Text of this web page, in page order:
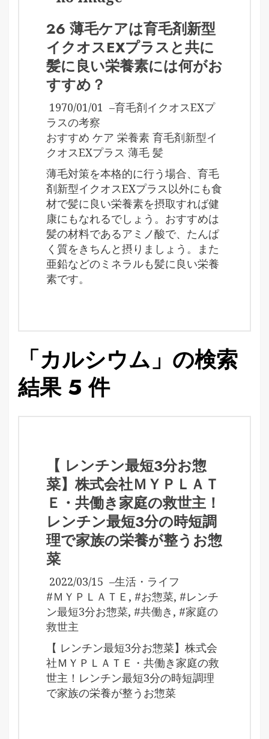
26 薄毛ケアは育毛剤新型
イクオスEXプラスと共に
髪に良い栄養素には何がお
すすめ？
1970/01/01 –育毛剤イクオスEXプ
ラスの考察
おすすめ ケア 栄養素 育毛剤新型イ
クオスEXプラス 薄毛 髪
薄毛対策を本格的に行う場合、育毛
剤新型イクオスEXプラス以外にも食
材で髪に良い栄養素を摂取すれば健
康にもなれるでしょう。おすすめは
髪の材料であるアミノ酸で、たんぱ
く質をきちんと摂りましょう。また
亜鉛などのミネラルも髪に良い栄養
素です。
「カルシウム」の検索
結果 5 件
【 レンチン最短3分お惣
菜】株式会社ＭＹＰＬＡＴ
Ｅ・共働き家庭の救世主！
レンチン最短3分の時短調
理で家族の栄養が整うお惣
菜
2022/03/15 –生活・ライフ
#ＭＹＰＬＡＴＥ , #お惣菜, #レンチ
ン最短3分お惣菜, #共働き , #家庭の
救世主
【 レンチン最短3分お惣菜】株式会
社ＭＹＰＬＡＴＥ・共働き家庭の救
世主！レンチン最短3分の時短調理
で家族の栄養が整うお惣菜